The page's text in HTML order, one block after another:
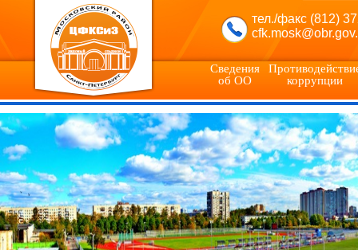
тел./факс (812)
Сведения
об ОО
коррупции